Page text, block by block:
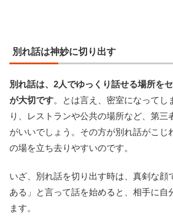
別れ話は神妙に切り出す
別れ話は、2人でゆっくり話せる場所を
が大切です。とは言え、密室になってし
り、レストランや公共の場所など、第三
がいいでしょう。その方が別れ話がこじ
の場を立ち去りやすいのです。
いざ、別れ話を切り出す時は、真剣な顔
ある」と言って話を始めると、相手に自
ます。